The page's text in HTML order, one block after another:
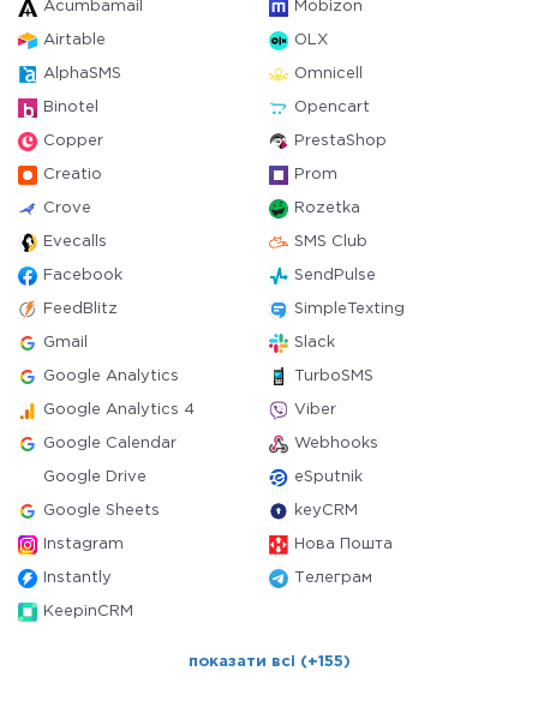
Acumbamail Mobizon
Airtable OLX
AlphaSMS Omnicell
Binotel Opencart
Copper PrestaShop
Creatio Prom
Crove Rozetka
Evecalls SMS Club
Facebook SendPulse
FeedBlitz SimpleTexting
Gmail Slack
Google Analytics TurboSMS
Google Analytics 4 Viber
Google Calendar Webhooks
Google Drive eSputnik
Google Sheets keyCRM
Instagram Нова Пошта
Instantly Телеграм
KeepinCRM
показати всі (+155)